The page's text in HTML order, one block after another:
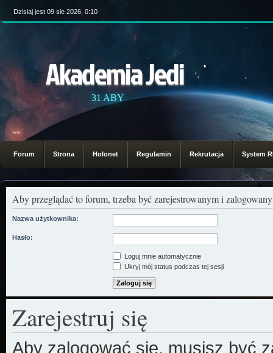
Dzisiaj jest 09 sie 2026, 0:10
Akademia Jedi
31 ABY
Forum Strona Holonet Regulamin Rekrutacja System
Aby przeglądać to forum, trzeba być zarejestrowanym i
Nazwa użytkownika:
Hasło:
Loguj mnie automatycznie
Ukryj mój status podczas tej sesji
Zarejestruj się
Aby zalogować się, musisz być